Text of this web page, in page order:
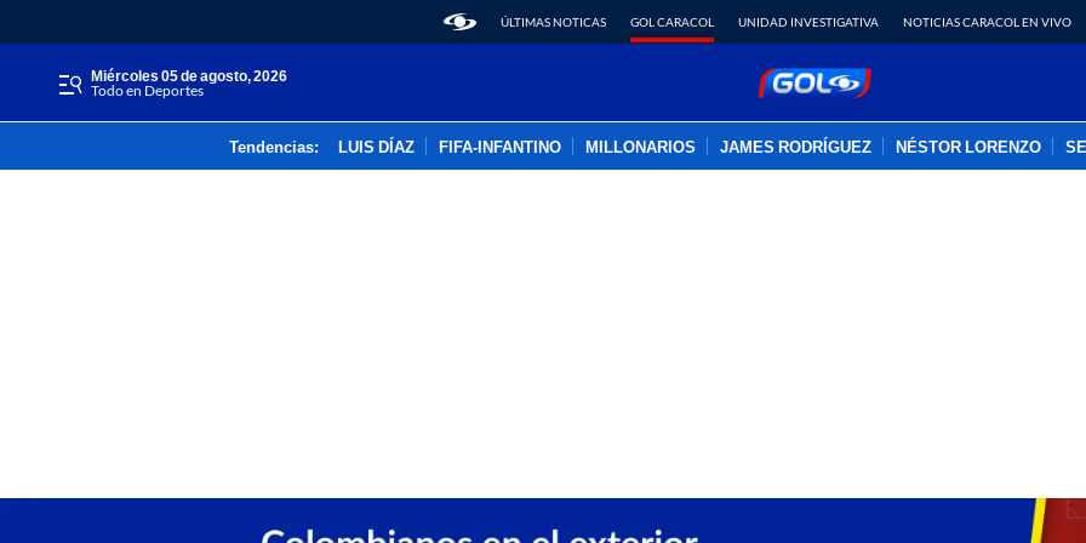
ÚLTIMAS NOTICAS GOL CARACOL UNIDAD INVESTIGATIVA NOTICIAS CARACOL EN VIVO
miércoles 05 de agosto, 2026
Todo en Deportes
Tendencias: LUIS DÍAZ FIFA-INFANTINO MILLONARIOS JAMES RODRÍGUEZ NÉSTOR LORENZO